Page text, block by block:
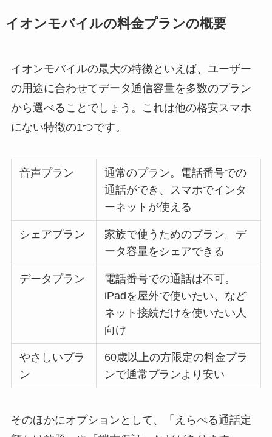
イオンモバイルの料金プランの概要
イオンモバイルの最大の特徴といえば、ユーザー
の用途に合わせてデータ通信容量を多数のプラン
から選べることでしょう。これは他の格安スマホ
にない特徴の1つです。
音声プラン
通常のプラン。電話番号での
通話ができ、スマホでインタ
ーネットが使える
シェアプラン
家族で使うためのプラン。デ
ータ容量をシェアできる
データプラン
電話番号での通話は不可。
iPadを屋外で使いたい、など
ネット接続だけを使いたい人
向け
やさしいプラ
ン
60歳以上の方限定の料金プラ
ンで通常プランより安い
そのほかにオプションとして、「えらべる通話定